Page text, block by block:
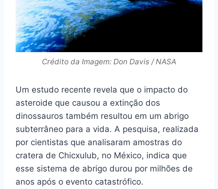
Crédito da Imagem: Don Davis / NASA
Um estudo recente revela que o impacto do
asteroide que causou a extinção dos
dinossauros também resultou em um abrigo
subterrâneo para a vida. A pesquisa, realizada
por cientistas que analisaram amostras do
cratera de Chicxulub, no México, indica que
esse sistema de abrigo durou por milhões de
anos após o evento catastrófico.